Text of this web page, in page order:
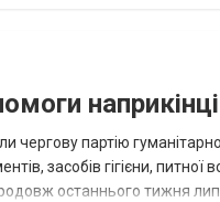
чергову партію
засобів гігієни,
останнього тижня